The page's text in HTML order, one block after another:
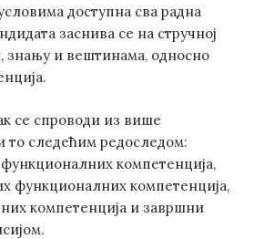
доступна сва радна
заснива се на стручној
знању и вештинама, односно
се спроводи из више
то следећим редоследом:
компетенција,
функционалних компетенција,
компетенција и завршни